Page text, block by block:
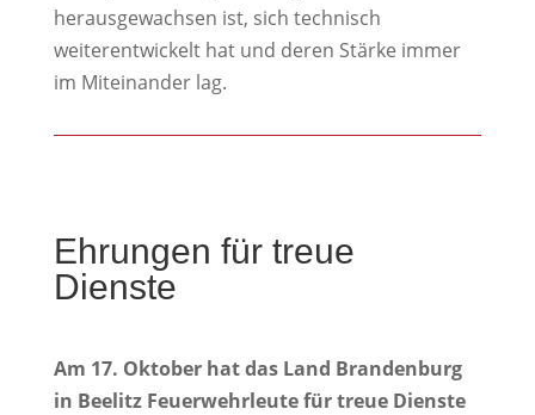
herausgewachsen ist, sich technisch
weiterentwickelt hat und deren Stärke immer
im Miteinander lag.
Ehrungen für treue
Dienste
Am 17. Oktober hat das Land Brandenburg
in Beelitz Feuerwehrleute für treue Dienste